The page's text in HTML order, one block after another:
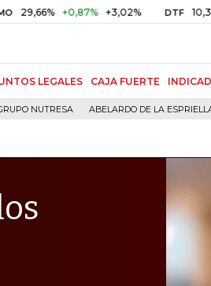
+0,87% +3,02% DTF 10,34%
LEGALES CAJA FUERTE
NUTRESA ABELARDO DE LA